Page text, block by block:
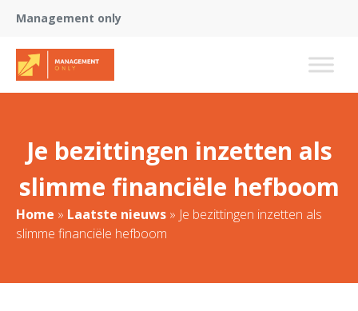
Management only
Je bezittingen inzetten als
slimme financiële hefboom
Home » Laatste nieuws » Je bezittingen inzetten als
slimme financiële hefboom